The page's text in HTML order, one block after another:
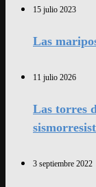
15 julio 2023
Las
11 julio 2026
Las torres
3 septiembre 2022